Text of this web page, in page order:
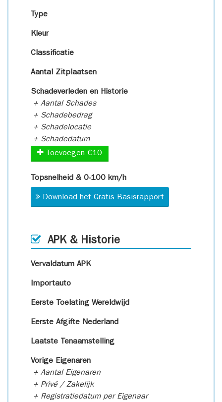
Type
Kleur
Classificatie
Aantal Zitplaatsen
Schadeverleden en Historie
+ Aantal Schades
+ Schadebedrag
+ Schadelocatie
+ Schadedatum
Toevoegen €10
Topsnelheid & 0-100 km/h
Download het Gratis Basisrapport
APK & Historie
Vervaldatum APK
Importauto
Eerste Toelating Wereldwijd
Eerste Afgifte Nederland
Laatste Tenaamstelling
Vorige Eigenaren
+ Aantal Eigenaren
+ Privé / Zakelijk
+ Registratiedatum per Eigenaar